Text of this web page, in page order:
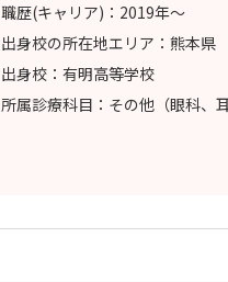
職歴(キャリア)： 2019年〜
出身校の所在地エリア： 熊本県
出身校： 有明高等学校
所属診療科目： その他（眼科、